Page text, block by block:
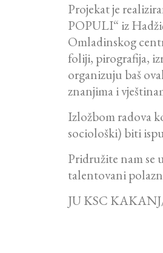
Projekat je
POPULI“ iz
Omladinskog
foliji, pirografija,
organizuju baš
znanjima i
Izložbom radova
sociološki) biti
Pridružite nam se
talentovani
JU KSC